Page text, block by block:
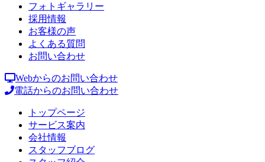
フォトギャラリー
採用情報
お客様の声
よくある質問
お問い合わせ
Webからのお問い合わせ
電話からのお問い合わせ
トップページ
サービス案内
会社情報
スタッフブログ